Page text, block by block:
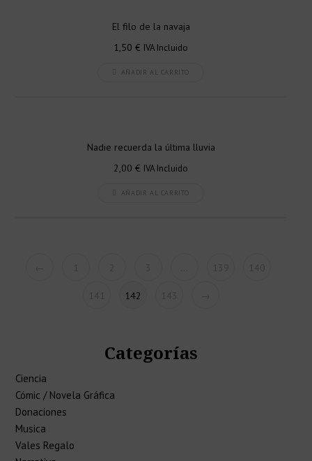
El filo de la navaja
1,50 € IVA Incluido
AÑADIR AL CARRITO
Nadie recuerda la última lluvia
2,00 € IVA Incluido
AÑADIR AL CARRITO
142
Categorías
Ciencia
Cómic / Novela Gráfica
Donaciones
Musica
Vales Regalo